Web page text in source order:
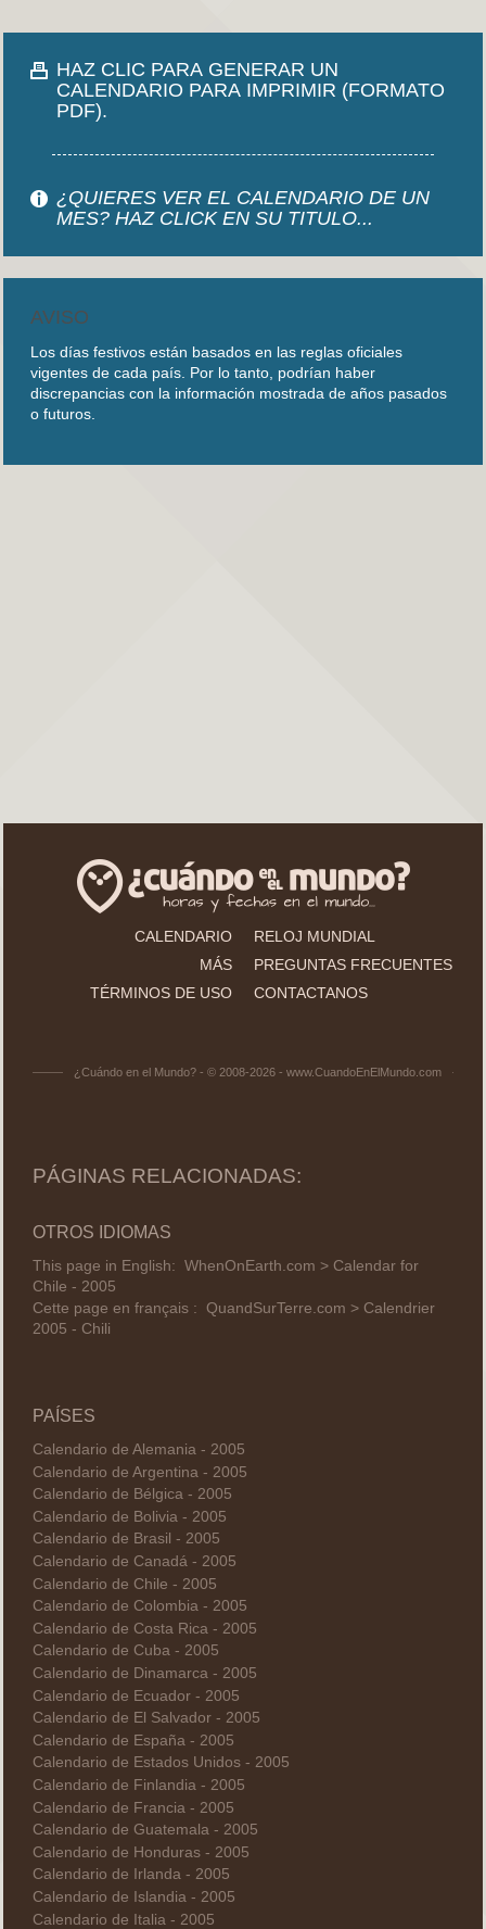
HAZ CLIC PARA GENERAR UN
CALENDARIO PARA IMPRIMIR (FORMATO
PDF).
¿QUIERES VER EL CALENDARIO DE UN
MES? HAZ CLICK EN SU TITULO...
AVISO
Los días festivos están basados en las reglas oficiales
vigentes de cada país. Por lo tanto, podrían haber
discrepancias con la información mostrada de años pasados
o futuros.
CALENDARIO
RELOJ MUNDIAL
MÁS
PREGUNTAS FRECUENTES
TÉRMINOS DE USO
CONTACTANOS
¿Cuándo en el Mundo? - © 2008-2026 - www.CuandoEnElMundo.com
PÁGINAS RELACIONADAS:
OTROS IDIOMAS
This page in English: WhenOnEarth.com > Calendar for
Chile - 2005
Cette page en français : QuandSurTerre.com > Calendrier
2005 - Chili
PAÍSES
Calendario de Alemania - 2005
Calendario de Argentina - 2005
Calendario de Bélgica - 2005
Calendario de Bolivia - 2005
Calendario de Brasil - 2005
Calendario de Canadá - 2005
Calendario de Chile - 2005
Calendario de Colombia - 2005
Calendario de Costa Rica - 2005
Calendario de Cuba - 2005
Calendario de Dinamarca - 2005
Calendario de Ecuador - 2005
Calendario de El Salvador - 2005
Calendario de España - 2005
Calendario de Estados Unidos - 2005
Calendario de Finlandia - 2005
Calendario de Francia - 2005
Calendario de Guatemala - 2005
Calendario de Honduras - 2005
Calendario de Irlanda - 2005
Calendario de Islandia - 2005
Calendario de Italia - 2005